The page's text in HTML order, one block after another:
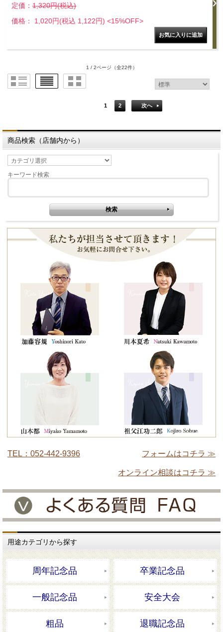
定価： 1,320円(税込)
価格： 1,020円(税込 1,122円) <15%OFF>
1 / 2ページ （全22件）
1 2 次へ
商品検索（店舗内から）
キーワード検索
TEL：052-442-9396 フォームはコチラ ≫
オンライン相談はコチラ ≫
用途カテゴリから探す
周年記念品 卒業記念品
一般記念品 安全大会
粗品 退職記念品